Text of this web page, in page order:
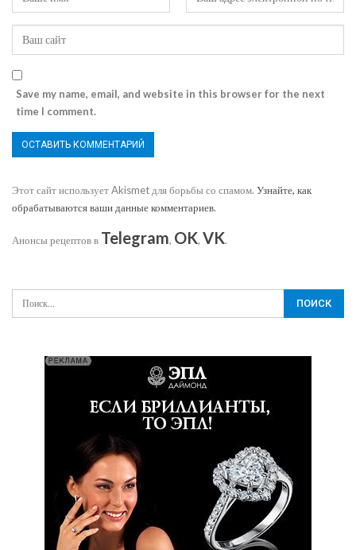
Save my name, email, and website in this browser for the next
time I comment.
Этот сайт использует Akismet для борьбы со спамом. Узнайте, как
обрабатываются ваши данные комментариев.
Анонсы рецептов в Telegram, OK, VK.